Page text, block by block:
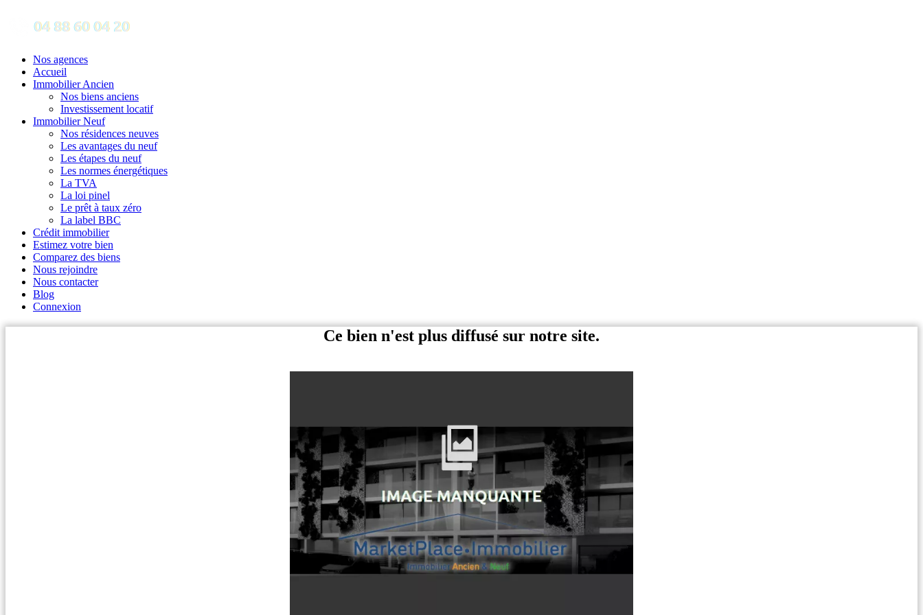
Nos agences
Accueil
Immobilier Ancien
Nos biens anciens
Investissement locatif
Immobilier Neuf
Nos résidences neuves
Les avantages du neuf
Les étapes du neuf
Les normes énergétiques
La TVA
La loi pinel
Le prêt à taux zéro
La label BBC
Crédit immobilier
Estimez votre bien
Comparez des biens
Nous rejoindre
Nous contacter
Blog
Connexion
Ce bien n'est plus diffusé sur notre site.